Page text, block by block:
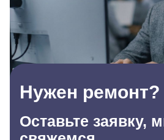
Нужен ремонт?
Оставьте заявку,